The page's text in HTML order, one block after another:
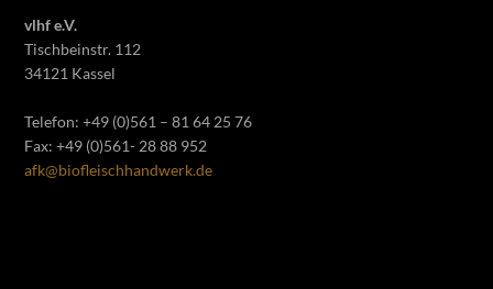
vlhf e.V.
Tischbeinstr. 112
34121 Kassel
Telefon: +49 (0)561 – 81 64 25 76
Fax: +49 (0)561- 28 88 952
afk@biofleischhandwerk.de